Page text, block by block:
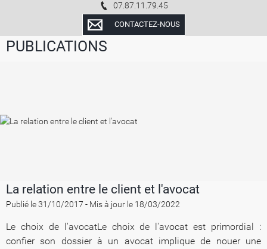
07.87.11.79.45
CONTACTEZ-NOUS
PUBLICATIONS
La relation entre le client et l'avocat
Publié le 31/10/2017 - Mis à jour le 18/03/2022
Le choix de l'avocatLe choix de l'avocat est primordial :
confier son dossier à un avocat implique de nouer une